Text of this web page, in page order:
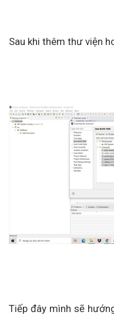
Sau khi thêm thư viện
Tiếp đây mình sẽ